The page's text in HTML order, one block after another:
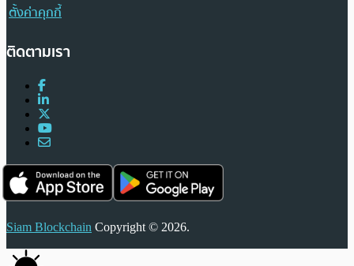
ตั้งค่าคุกกี้
ติดตามเรา
Siam Blockchain Copyright © 2026.